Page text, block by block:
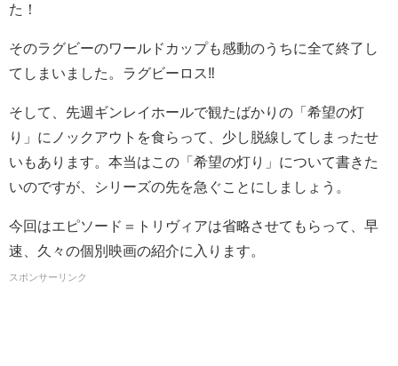
た！
そのラグビーのワールドカップも感動のうちに全て終了し
てしまいました。ラグビーロス‼️
そして、先週ギンレイホールで観たばかりの「希望の灯
り」にノックアウトを食らって、少し脱線してしまったせ
いもあります。本当はこの「希望の灯り」について書きた
いのですが、シリーズの先を急ぐことにしましょう。
今回はエピソード＝トリヴィアは省略させてもらって、早
速、久々の個別映画の紹介に入ります。
スポンサーリンク